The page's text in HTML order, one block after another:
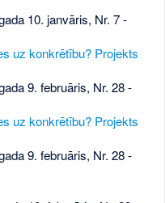
10. janvāris, Nr. 7-
uz konkrētību? Projekts
9. februāris, Nr. 28-
uz konkrētību? Projekts
9. februāris, Nr. 28-